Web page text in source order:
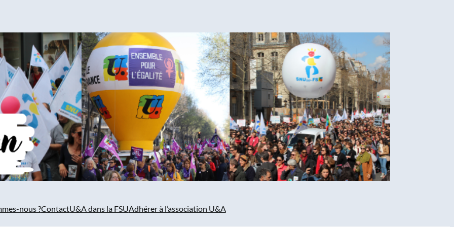
nous ?ContactU&A dans la FSUAdhérer à l’association U&A